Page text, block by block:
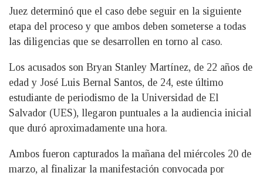
Juez determinó que el caso debe seguir en la siguiente
etapa del proceso y que ambos deben someterse a todas
las diligencias que se desarrollen en torno al caso.
Los acusados son Bryan Stanley Martínez, de 22 años de
edad y José Luis Bernal Santos, de 24, este último
estudiante de periodismo de la Universidad de El
Salvador (UES), llegaron puntuales a la audiencia inicial
que duró aproximadamente una hora.
Ambos fueron capturados la mañana del miércoles 20 de
marzo, al finalizar la manifestación convocada por